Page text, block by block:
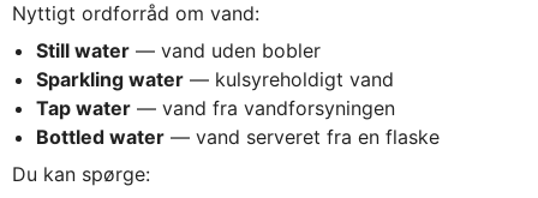
Nyttigt ordforråd om vand:
Still water — vand uden bobler
Sparkling water — kulsyreholdigt vand
Tap water — vand fra vandforsyningen
Bottled water — vand serveret fra en flaske
Du kan spørge: